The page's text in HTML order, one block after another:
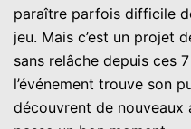
paraître parfois difficile
jeu. Mais c’est un projet
sans relâche depuis ces
l’événement trouve son
découvrent de